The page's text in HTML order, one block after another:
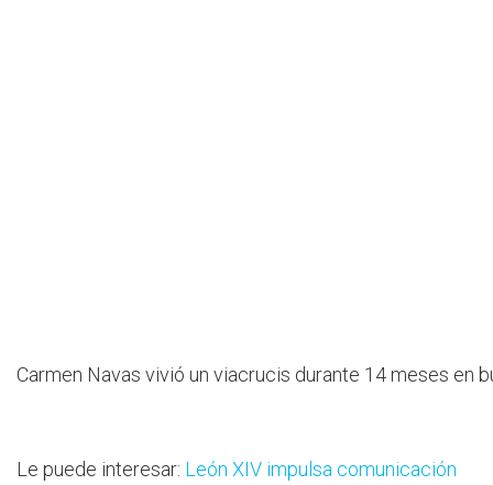
Carmen Navas vivió un viacrucis durante 14 meses en
Le puede interesar: León XIV impulsa comunicación